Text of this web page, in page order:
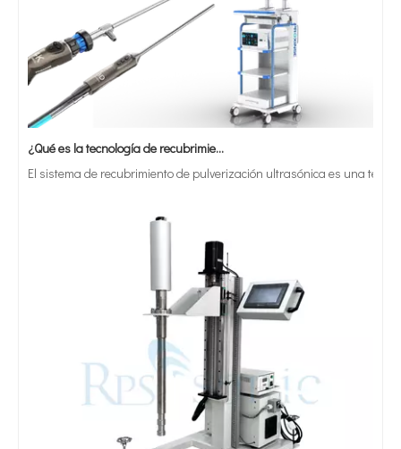
¿Qué es la tecnología de recubrimiento por pulverización ultrasónica de endoscopio semiconductor?
El sistema de recubrimiento de pulverización ultrasónica es una